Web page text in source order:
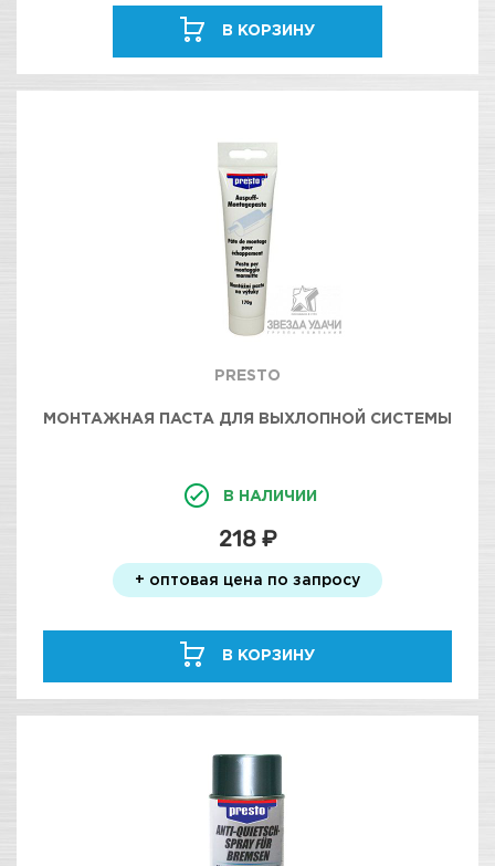
В КОРЗИНУ
PRESTO
МОНТАЖНАЯ ПАСТА ДЛЯ ВЫХЛОПНОЙ СИСТЕМЫ
В НАЛИЧИИ
218 ₽
+ оптовая цена по запросу
В КОРЗИНУ